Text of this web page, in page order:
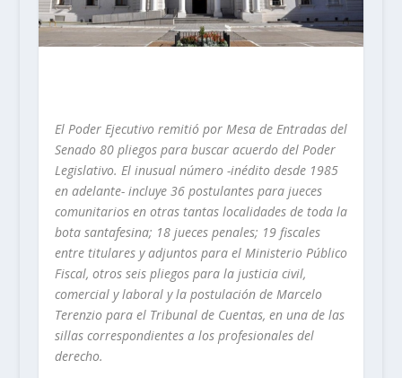
El Poder Ejecutivo remitió por Mesa de Entradas del
Senado 80 pliegos para buscar acuerdo del Poder
Legislativo. El inusual número -inédito desde 1985
en adelante- incluye 36 postulantes para jueces
comunitarios en otras tantas localidades de toda la
bota santafesina; 18 jueces penales; 19 fiscales
entre titulares y adjuntos para el Ministerio Público
Fiscal, otros seis pliegos para la justicia civil,
comercial y laboral y la postulación de Marcelo
Terenzio para el Tribunal de Cuentas, en una de las
sillas correspondientes a los profesionales del
derecho.